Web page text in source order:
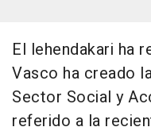
El lehendakari ha
Vasco ha creado
Sector Social y
referido a la